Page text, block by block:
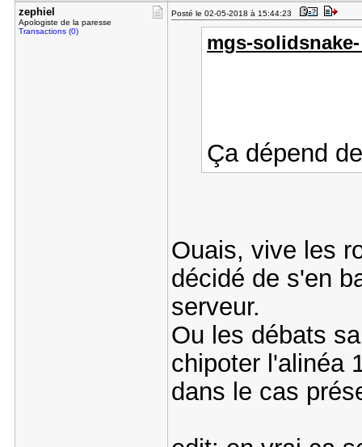
zephiel
Apologiste de la paresse
Transactions (0)
Posté le 02-05-2018 à 15:44:23
mgs-
Ça dépend
Ouais, vive les
décidé de s'en
serveur.
Ou les débats
chipoter l'alinéa
dans le cas